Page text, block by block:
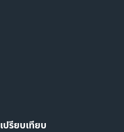
เปรียบเทียบ